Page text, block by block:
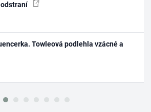
odstraní
Towleová podlehla vzácné a